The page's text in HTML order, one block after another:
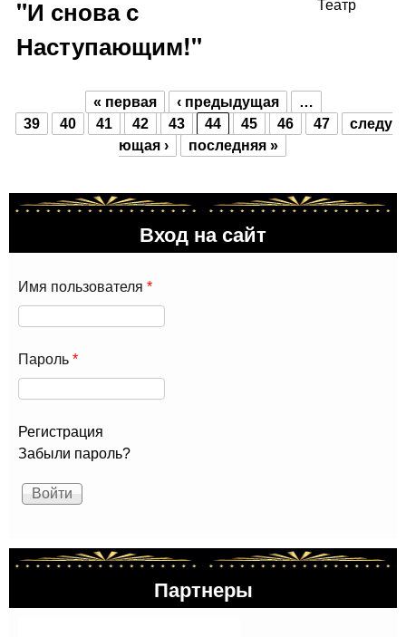
"И снова с
Наступающим!"
Театр
Страницы
« первая ‹ предыдущая
…
39
40 41 42 43 44 45 46 47
следу
ющая ›
последняя »
Вход на сайт
Имя пользователя *
Пароль *
Регистрация
Забыли пароль?
Партнеры